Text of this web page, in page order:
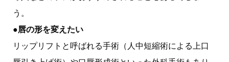
う。
●唇の形を変えたい
リップリフトと呼ばれる手術（人中短縮術による上口